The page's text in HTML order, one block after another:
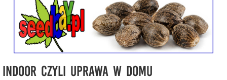
Indoor czyli Uprawa w Domu